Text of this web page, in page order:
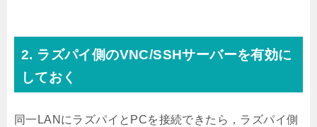
2. ラズパイ側のVNC/SSHサーバーを有効に
しておく
同一LANにラズパイとPCを接続できたら，ラズパイ側